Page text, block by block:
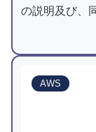
の説明及び、
AWS